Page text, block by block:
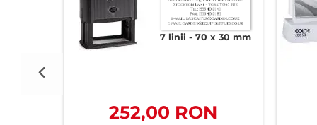
7 linii 70 x 30 mm
252,00 RON